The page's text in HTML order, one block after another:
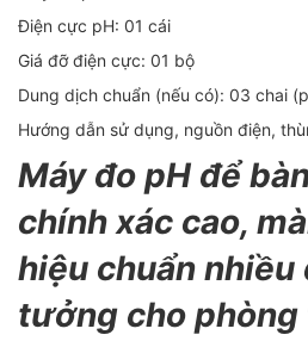
Điện cực pH: 01 cái
Giá đỡ điện cực: 01 bộ
Dung dịch chuẩn (nếu có): 03 chai
Hướng dẫn sử dụng, nguồn điện,
Máy đo pH để
chính xác cao,
hiệu chuẩn nhiều
tưởng cho phòng